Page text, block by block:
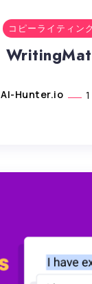
コピーライティン
AI-Hunter.io